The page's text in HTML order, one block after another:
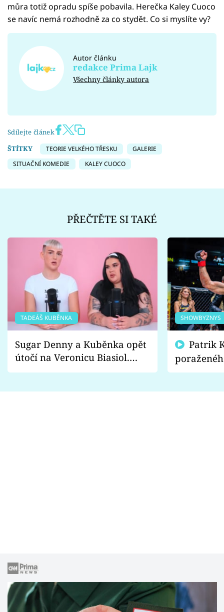
můra totiž opradu spíše pobavila. Herečka Kaley Cuoco
se navíc nemá rozhodně za co stydět. Co si myslíte vy?
Autor článku
redakce Prima Lajk
Všechny články autora
Sdílejte článek
ŠTÍTKY
TEORIE VELKÉHO TŘESKU
GALERIE
SITUAČNÍ KOMEDIE
KALEY CUOCO
PŘEČTĚTE SI TAKÉ
TADEÁŠ KUBĚNKA
Sugar Denny a Kuběnka opět
útočí na Veronicu Biasiol.
Proč je podle nich falešná a
SHOWBYZNYS
fanoušci